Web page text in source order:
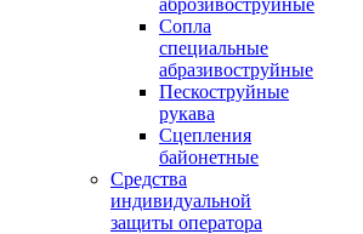
аброзивоструйные
Сопла
специальные
абразивоструйные
Пескоструйные
рукава
Сцепления
байонетные
Средства
индивидуальной
защиты оператора